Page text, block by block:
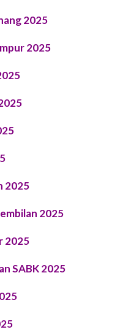
2025
2025
2025
2025
2025
SABK 2025